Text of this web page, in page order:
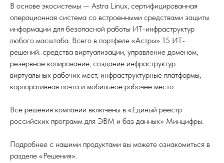
В основе экосистемы — Astra Linux, сертифицированная
операционная система со встроенными средствами защиты
информации для безопасной работы ИТ-инфраструктур
любого масштаба. Всего в портфеле «Астры» 15 ИТ-
решений: средства виртуализации, управление доменом,
резервное копирование, создание инфраструктур
виртуальных рабочих мест, инфраструктурные платформы,
корпоративная почта и мобильное рабочее место.
Все решения компании включены в «Единый реестр
российских программ для ЭВМ и баз данных» Минцифры.
Подробнее с нашими продуктами вы можете ознакомиться в
разделе «Решения».